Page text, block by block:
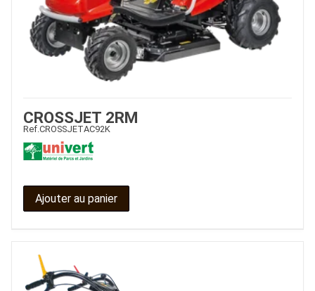
CROSSJET 2RM
Ref. CROSSJETAC92K
Ajouter au panier